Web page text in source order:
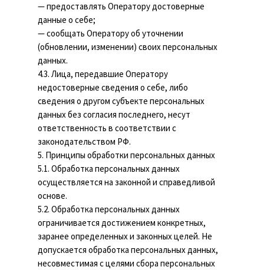
— предоставлять Оператору достоверные
данные о себе;
— сообщать Оператору об уточнении
(обновлении, изменении) своих персональных
данных.
4.3. Лица, передавшие Оператору
недостоверные сведения о себе, либо
сведения о другом субъекте персональных
данных без согласия последнего, несут
ответственность в соответствии с
законодательством РФ.
5. Принципы обработки персональных данных
5.1. Обработка персональных данных
осуществляется на законной и справедливой
основе.
5.2. Обработка персональных данных
ограничивается достижением конкретных,
заранее определенных и законных целей. Не
допускается обработка персональных данных,
несовместимая с целями сбора персональных